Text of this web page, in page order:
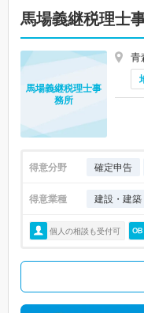
馬場義継税理士
青
馬場義継税理士事
務所
得意分野 確定申告
得意業種 建設・建築
個人の相談も受付可